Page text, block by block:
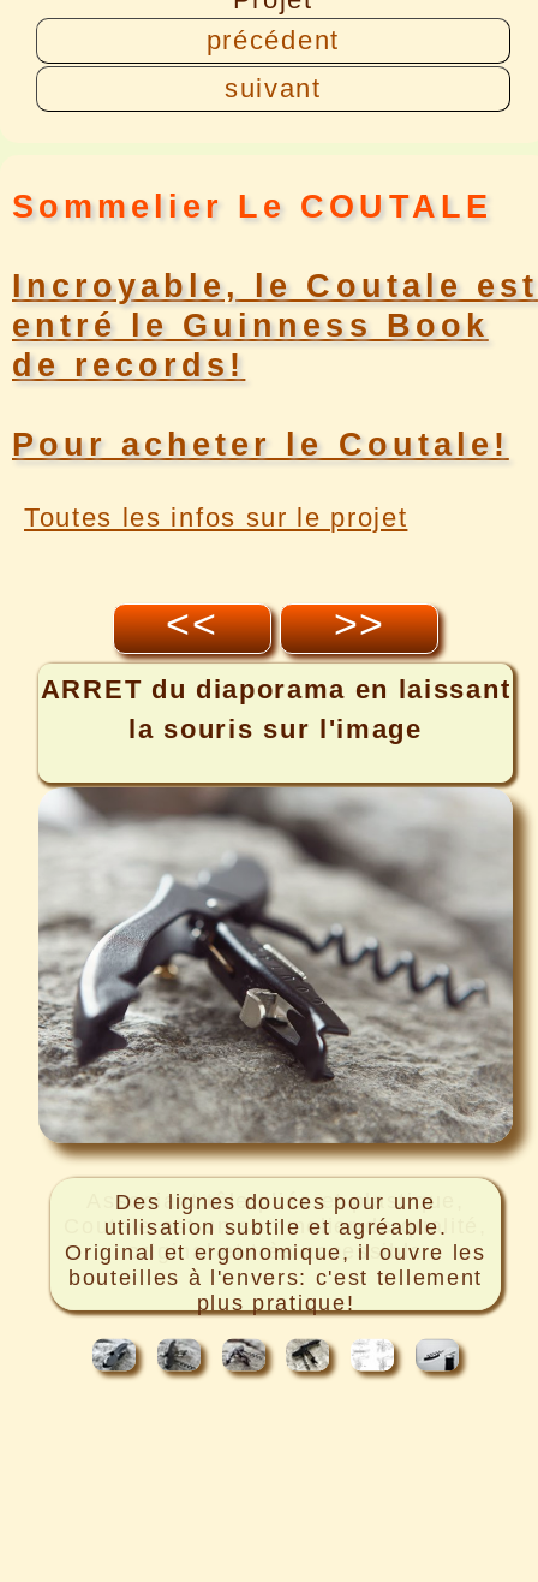
précédent
suivant
Sommelier Le COUTALE
Incroyable, le Coutale est
entré le Guinness Book
de records!
Pour acheter le Coutale!
Toutes les infos sur le projet
<< >>
ARRET du diaporama en laissant
la souris sur l'image
Des lignes douces pour une
utilisation subtile et agréable.
Original et ergonomique, il ouvre les
bouteilles à l'envers: c'est tellement
plus pratique!